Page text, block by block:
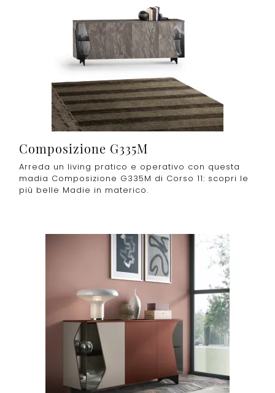
Composizione G335M
Arreda un living pratico e operativo con questa
madia Composizione G335M di Corso 11: scopri le
più belle Madie in materico.